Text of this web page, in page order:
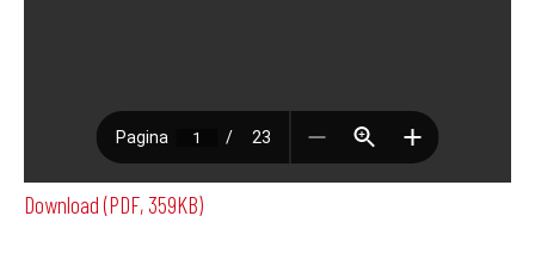
Download (PDF, 359KB)